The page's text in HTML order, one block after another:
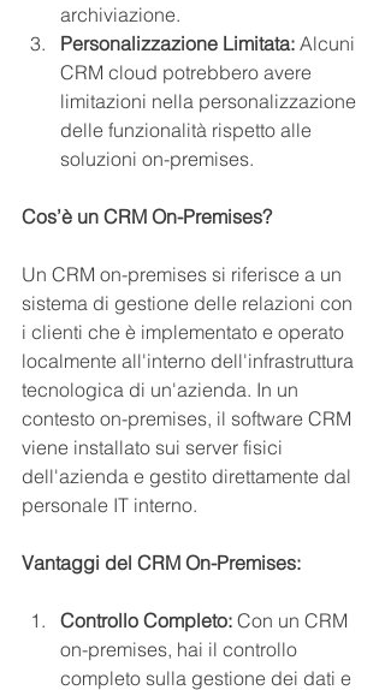
archiviazione.
Personalizzazione Limitata: Alcuni
CRM cloud potrebbero avere
limitazioni nella personalizzazione
delle funzionalità rispetto alle
soluzioni on-premises.
Cos’è un CRM On-Premises?
Un CRM on-premises si riferisce a un
sistema di gestione delle relazioni con
i clienti che è implementato e operato
localmente all'interno dell'infrastruttura
tecnologica di un'azienda. In un
contesto on-premises, il software CRM
viene installato sui server fisici
dell'azienda e gestito direttamente dal
personale IT interno.
Vantaggi del CRM On-Premises:
Controllo Completo: Con un CRM
on-premises, hai il controllo
completo sulla gestione dei dati e